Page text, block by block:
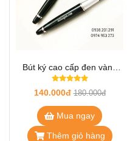
Bút ký cao cấp đen vàng
OH.33
140.000đ 180.000đ
Mua ngay
Thêm giỏ hàng